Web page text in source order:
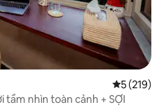
Xếp hạng
5 (219)
nhìn toàn cảnh + SỢI